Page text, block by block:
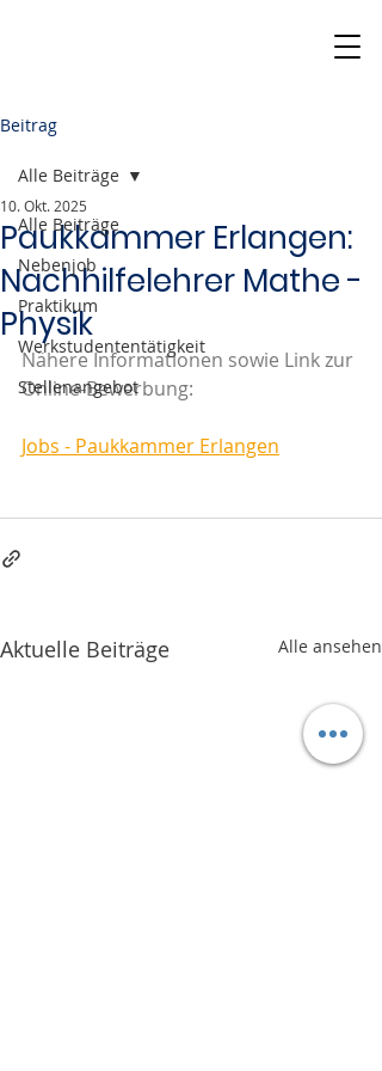
Beitrag
Alle Beiträge
Nebenjob
Praktikum
Werkstudententätigkeit
Stellenangebot
Alle Beiträge
Paukkammer Erlangen:
Nachhilfelehrer Mathe -
Physik
10. Okt. 2025
Nähere Informationen sowie Link zur
Online-Bewerbung:
Jobs - Paukkammer Erlangen
Aktuelle Beiträge Alle ansehen